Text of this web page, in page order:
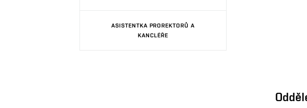
ASISTENTKA PROREKTORŮ A
KANCLÉŘE